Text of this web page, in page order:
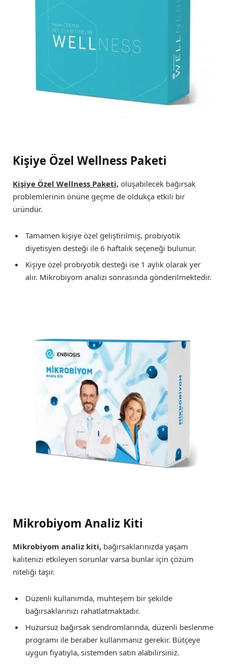
Kişiye Özel Wellness Paketi
Kişiye Özel Wellness Paketi, oluşabilecek bağırsak
problemlerinin önüne geçme de oldukça etkili bir
üründür.
Tamamen kişiye özel geliştirilmiş, probiyotik
diyetisyen desteği ile 6 haftalık seçeneği bulunur.
Kişiye özel probiyotik desteği ise 1 aylık olarak yer
alır. Mikrobiyom analizi sonrasında gönderilmektedir.
Mikrobiyom Analiz Kiti
Mikrobiyom analiz kiti, bağırsaklarınızda yaşam
kalitenizi etkileyen sorunlar varsa bunlar için çözüm
niteliği taşır.
Düzenli kullanımda, muhteşem bir şekilde
bağırsaklarınızı rahatlatmaktadır.
Huzursuz bağırsak sendromlarında, düzenli beslenme
programı ile beraber kullanmanız gerekir. Bütçeye
uygun fiyatıyla, sistemden satın alabilirsiniz.